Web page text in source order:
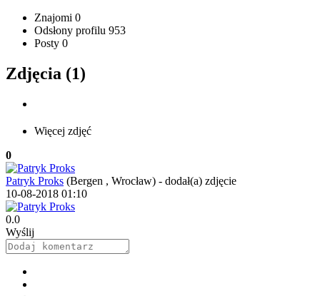
Znajomi 0
Odsłony profilu 953
Posty 0
Zdjęcia (1)
Więcej zdjęć
0
Patryk Proks (Bergen , Wrocław) - dodał(a) zdjęcie
10-08-2018 01:10
0.0
Wyślij